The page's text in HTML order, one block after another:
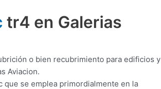
tr4 en Galerias
o bien recubrimiento para edificios y
Aviacion.
que se emplea primordialmente en la